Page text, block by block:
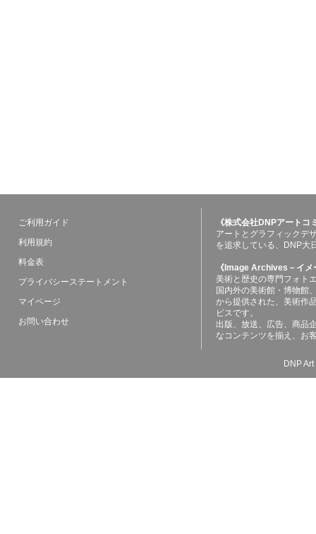
ご利用ガイド
利用規約
料金表
プライバシーステートメント
マイページ
お問い合わせ
《株式会社DNPアート
アートとグラフィックデ
を追求している、DNP大
《Image Archives－イ
美術と歴史の専門フォト
国内外の美術館・博物館
から提供された、美術作
ビスです。
出版、放送、広告、商品
なコンテンツを揃え、お
DNP